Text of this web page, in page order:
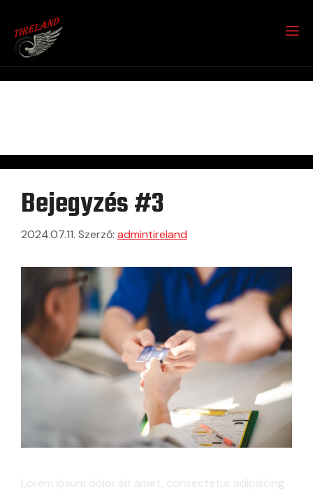
Bejegyzés #3
2024.07.11. Szerző: admintireland
Lorem ipsum dolor sit amet, consectetur adipiscing